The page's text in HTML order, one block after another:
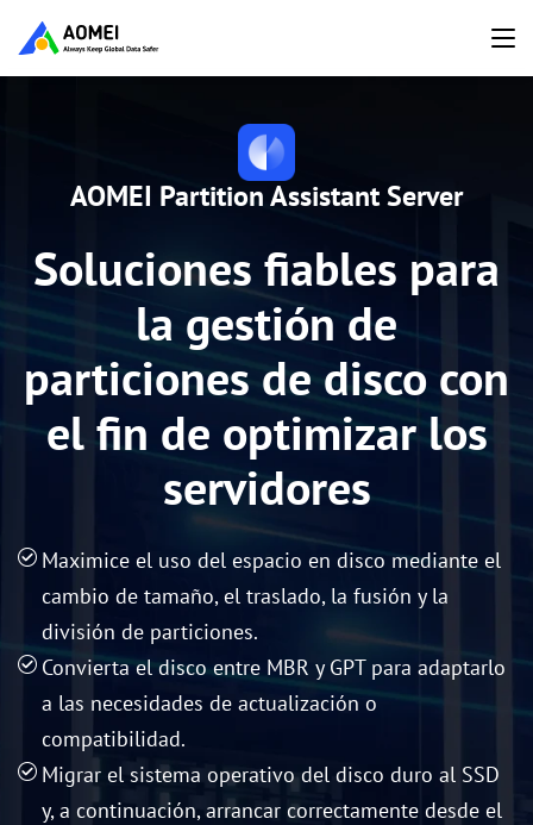
AOMEI Partition Assistant Server
Soluciones fiables para
la gestión de
particiones de disco con
el fin de optimizar los
servidores
Maximice el uso del espacio en disco mediante el
cambio de tamaño, el traslado, la fusión y la
división de particiones.
Convierta el disco entre MBR y GPT para adaptarlo
a las necesidades de actualización o
compatibilidad.
Migrar el sistema operativo del disco duro al SSD
y, a continuación, arrancar correctamente desde el